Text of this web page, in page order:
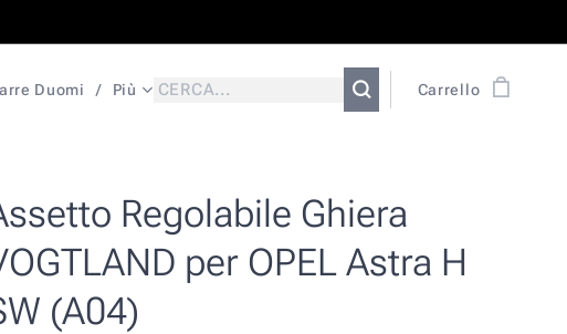
Duomi Più Carrello
Regolabile Ghiera
per OPEL Astra H
(A04)